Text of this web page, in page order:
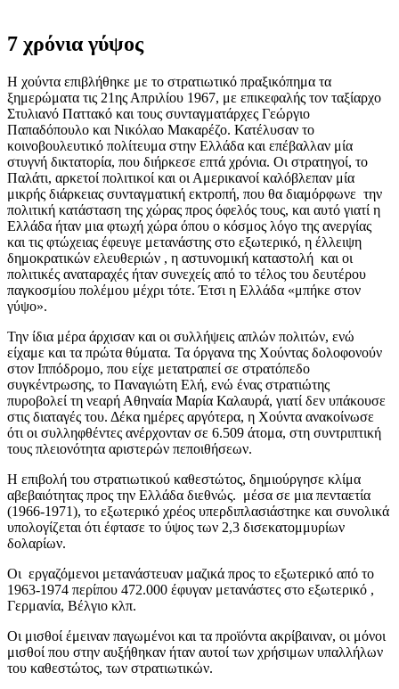
7 χρόνια γύψος
Η χούντα επιβλήθηκε με το στρατιωτικό πραξικόπημα τα
ξημερώματα τις 21ης Απριλίου 1967, με επικεφαλής τον ταξίαρχο
Στυλιανό Παττακό και τους συνταγματάρχες Γεώργιο
Παπαδόπουλο και Νικόλαο Μακαρέζο. Κατέλυσαν το
κοινοβουλευτικό πολίτευμα στην Ελλάδα και επέβαλλαν μία
στυγνή δικτατορία, που διήρκεσε επτά χρόνια. Οι στρατηγοί, το
Παλάτι, αρκετοί πολιτικοί και οι Αμερικανοί καλόβλεπαν μία
μικρής διάρκειας συνταγματική εκτροπή, που θα διαμόρφωνε την
πολιτική κατάσταση της χώρας προς όφελός τους, και αυτό γιατί η
Ελλάδα ήταν μια φτωχή χώρα όπου ο κόσμος λόγο της ανεργίας
και τις φτώχειας έφευγε μετανάστης στο εξωτερικό, η έλλειψη
δημοκρατικών ελευθεριών , η αστυνομική καταστολή και οι
πολιτικές αναταραχές ήταν συνεχείς από το τέλος του δευτέρου
παγκοσμίου πολέμου μέχρι τότε. Έτσι η Ελλάδα «μπήκε στον
γύψο».
Την ίδια μέρα άρχισαν και οι συλλήψεις απλών πολιτών, ενώ
είχαμε και τα πρώτα θύματα. Τα όργανα της Χούντας δολοφονούν
στον Ιππόδρομο, που είχε μετατραπεί σε στρατόπεδο
συγκέντρωσης, το Παναγιώτη Ελή, ενώ ένας στρατιώτης
πυροβολεί τη νεαρή Αθηναία Μαρία Καλαυρά, γιατί δεν υπάκουσε
στις διαταγές του. Δέκα ημέρες αργότερα, η Χούντα ανακοίνωσε
ότι οι συλληφθέντες ανέρχονταν σε 6.509 άτομα, στη συντριπτική
τους πλειονότητα αριστερών πεποιθήσεων.
Η επιβολή του στρατιωτικού καθεστώτος, δημιούργησε κλίμα
αβεβαιότητας προς την Ελλάδα διεθνώς. μέσα σε μια πενταετία
(1966-1971), το εξωτερικό χρέος υπερδιπλασιάστηκε και συνολικά
υπολογίζεται ότι έφτασε το ύψος των 2,3 δισεκατομμυρίων
δολαρίων.
Οι εργαζόμενοι μετανάστευαν μαζικά προς το εξωτερικό από το
1963-1974 περίπου 472.000 έφυγαν μετανάστες στο εξωτερικό ,
Γερμανία, Βέλγιο κλπ.
Οι μισθοί έμειναν παγωμένοι και τα προϊόντα ακρίβαιναν, οι μόνοι
μισθοί που στην αυξήθηκαν ήταν αυτοί των χρήσιμων υπαλλήλων
του καθεστώτος, των στρατιωτικών.